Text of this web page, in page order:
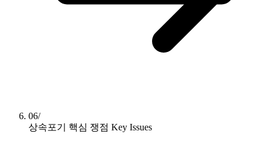
06/
상속포기 핵심 쟁점 Key Issues